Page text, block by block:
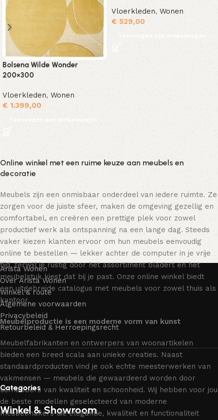
Bolsena Wilde Wonder
200×300
Vloerkleden,Wonen
€ 1.399,00
Toevoegen aan winkelwagen
Vloerkleden, Wonen
€529,00
Toevoegen aan winkelwagen
Online winkel met een ruime keuze aan meubels en
decoratie
Meubels zijn een onmisbaar onderdeel van iedere ruimte. Ze
zorgen voor de juiste sfeer, maken de omgeving gezellig en
comfortabel, en creëren een prettige plek voor zowel
productief werk als ontspanning na een lange dag. Steeds
vaker kiezen klanten ervoor om hun meubels eenvoudig
online te bestellen — lekker achter de computer in je vrije
tijd, terwijl je rustig door het assortiment bladert en het
meubelstuk kiest dat bij je past. Onze online winkel biedt
een uitgebreide catalogus met meubels voor zowel thuis als
kantoor.
Meubelproductie is een moderne vorm van kunst
Meubelfabrikanten en ontwerpers van woonartikelen
bieden een breed scala aan unieke creaties. Naast
standaardproducten vind je ook echte meesterwerken van
vakmensen — meubels die gewaardeerd worden door
liefhebbers van kwaliteit en schoonheid. Wij hebben voor jou
de beste modellen geselecteerd van moderne
meubelmakers die elegantie, kwaliteit en functionaliteit
Arista Wonen
Over Arista Wonen
Winkel & route
Algemene voorwaarden
Privacybeleid
Retourbeleid & Herroepingsrecht
Categories
Winkel & Showroom